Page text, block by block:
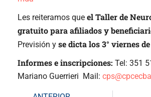
Les reiteramos que el Taller de
gratuito para afiliados y
Previsión y se dicta los 3° viernes
Informes e inscripciones: Tel: 351
Mariano Guerrieri Mail: